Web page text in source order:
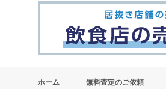
ホーム 無料査定のご依頼